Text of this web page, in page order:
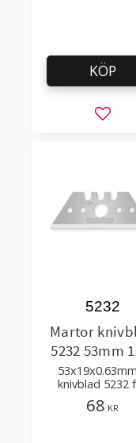
Lägg
KÖP
Martor
5232 53mm
knivblad 5232
säkerhetsknivar
Secunorm Profi
5232
68 KR